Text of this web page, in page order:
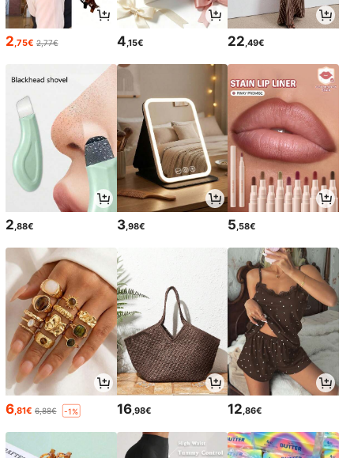
2,75€ 2,77€ 4,15€ 22,49€
2,88€ 3,98€ 5,58€
6 ,81€ 6,88€ -1% 16,98€ 12 ,86€